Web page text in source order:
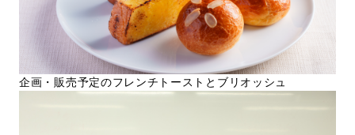
企画・販売予定のフレンチトーストとブリオッシュ